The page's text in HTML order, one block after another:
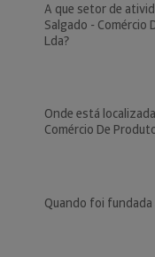
A que setor de
Salgado - Comércio
Lda?
Onde está
Comércio De
Quando foi fundada